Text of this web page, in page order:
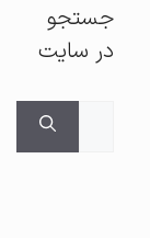
جستجو
در سایت